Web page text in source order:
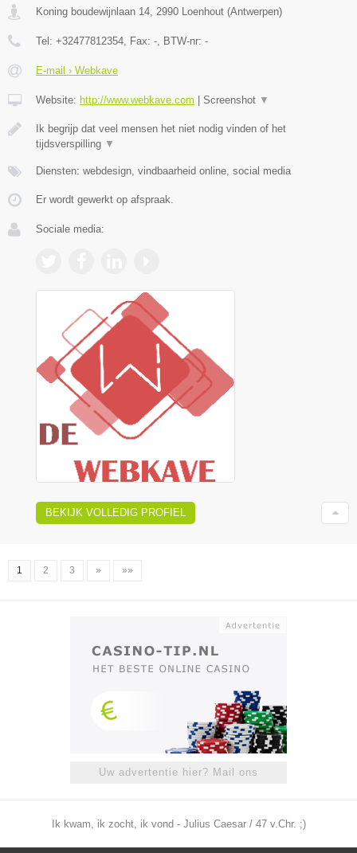
Koning boudewijnlaan 14 2990 Loenhout (Antwerpen)
Tel: +32477812354 , Fax: - , BTW-nr: -
E-mail › Webkave
Website: http://www.webkave.com Screenshot ▼
Ik begrijp dat veel mensen het niet nodig vinden of het
tijdsverspilling ▼
Diensten: webdesign, vindbaarheid online, social media
Er wordt gewerkt op afspraak.
Sociale media:
BEKIJK VOLLEDIG PROFIEL
1 2 3 » »»
Uw advertentie hier? Mail ons
Ik kwam, ik zocht, ik vond - Julius Caesar / 47 v.Chr. ;)